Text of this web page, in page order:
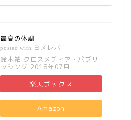
最高の体調
posted with ヨメレバ
鈴木祐 クロスメディア・パブリ
ッシング 2018年07月
楽天ブックス
Amazon